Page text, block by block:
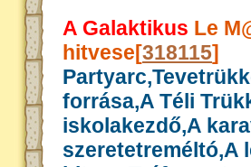
A Galaktikus Le
hitvese[318115]
forrása,A Téli
iskolakezdő,A
szeretetreméltó,A